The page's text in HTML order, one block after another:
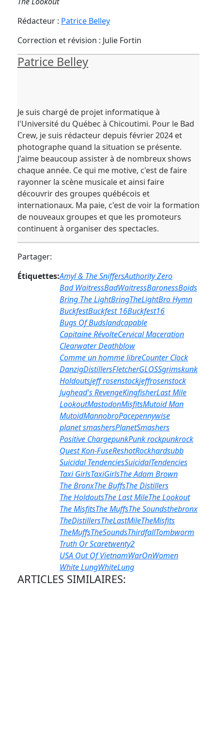
Rédacteur : Patrice Belley
Correction et révision : Julie Fortin
Patrice Belley
Je suis chargé de projet informatique à
l'Université du Québec à Chicoutimi. Pour le Bad
Crew, je suis rédacteur depuis février 2024 et
photographe quand la situation se présente.
J'aime beaucoup assister à de nombreux shows
chaque année. Ce qui me motive, c'est de faire
rayonner la scène musicale et ainsi faire
découvrir des groupes québécois et
internationaux. Ma paie, c'est de voir la formation
de nouveaux groupes et que les promoteurs
continuent à organiser des spectacles.
Partager:
Étiquettes:Amyl & The SniffersAuthority Zero
Bad WaitressBadWaitressBaronessBoids
Bring The LightBringTheLightBro Hymn
BuckfestBuckfest 16Buckfest16
Bugs Of Budslandcapable
Capitaine RévolteCervical Maceration
Clearwater Deathblow
Comme un homme libreCounter Clock
DanzigDistillersFletcherGLOSSgrimskunk
Holdoutsjeff rosenstockjeffrosenstock
Jughead's RevengeKingfisherLast Mile
LookoutMastodonMisfitsMutoid Man
MutoidMannobroPacepennywise
planet smashersPlanetSmashers
Positive ChargepunkPunk rockpunkrock
Quest Kon-FuseReshotRockhardsubb
Suicidal TendenciesSuicidalTendencies
Taxi GirlsTaxiGirlsThe Adam Brown
The BronxThe BuffsThe Distillers
The HoldoutsThe Last MileThe Lookout
The MisfitsThe MuffsThe Soundsthebronx
TheDistillersTheLastMileTheMisfits
TheMuffsTheSoundsThirdfallTombworm
Truth Or Scaretwenty2
USA Out Of VietnamWarOnWomen
White LungWhiteLung
ARTICLES SIMILAIRES: